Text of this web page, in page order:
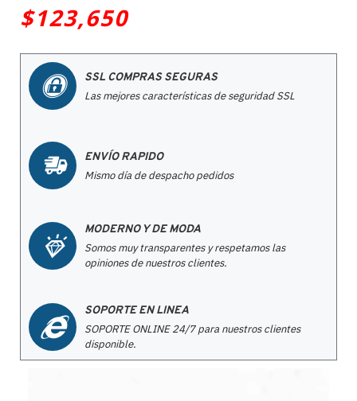
$123,650
SSL COMPRAS SEGURAS
Las mejores características de seguridad SSL
ENVÍO RAPIDO
Mismo día de despacho pedidos
MODERNO Y DE MODA
Somos muy transparentes y respetamos las
opiniones de nuestros clientes.
SOPORTE EN LINEA
SOPORTE ONLINE 24/7 para nuestros clientes
disponible.